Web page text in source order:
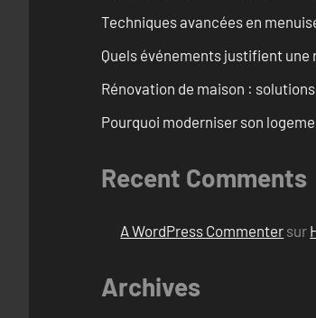
Techniques avancées en
Quels événements justifient
Rénovation de maison :
Pourquoi moderniser son
Recent Comments
A WordPress Commenter sur
Archives